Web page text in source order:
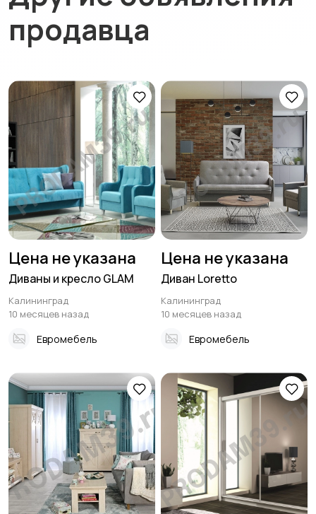
продавца
Цена не указана
Диваны и кресло GLAM
Калининград
10 месяцев назад
Евромебель
Цена не указана
Диван Loretto
Калининград
10 месяцев назад
Евромебель